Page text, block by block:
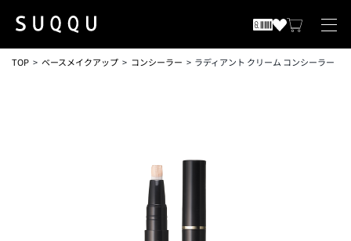
TOP ベースメイクアップ コンシーラー ラディアント クリーム コンシーラー